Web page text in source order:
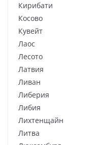
Кирибати
Косово
Кувейт
Лаос
Лесото
Латвия
Ливан
Либерия
Либия
Лихтенщайн
Литва